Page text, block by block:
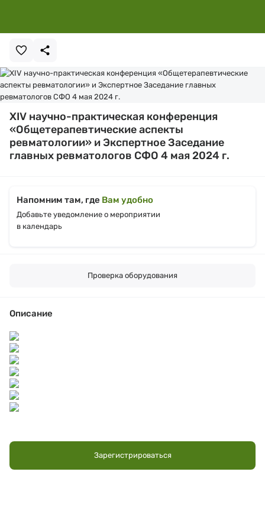
XIV научно-практическая конференция
«Общетерапевтические аспекты
ревматологии» и Экспертное Заседание
главных ревматологов СФО 4 мая 2024 г.
Напомним там, где Вам удобно
Добавьте уведомление о мероприятии
в календарь
Проверка оборудования
Описание
Зарегистрироваться